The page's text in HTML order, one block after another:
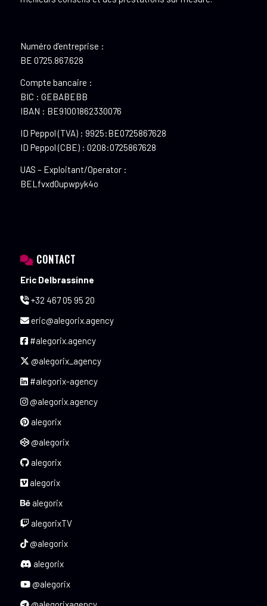
Numéro d’entreprise :
BE 0725.867.628
Compte bancaire :
BIC : GEBABEBB
IBAN : BE91001862330076
ID Peppol (TVA) : 9925:BE0725867628
ID Peppol (CBE) : 0208:0725867628
UAS – Exploitant/Operator :
BELfvxd0upwpyk4o
CONTACT
Eric Delbrassinne
+32 467 05 95 20
eric@alegorix.agency
#alegorix.agency
@alegorix_agency
#alegorix-agency
@alegorix.agency
alegorix
@alegorix
alegorix
alegorix
alegorix
alegorixTV
@alegorix
alegorix
@alegorix